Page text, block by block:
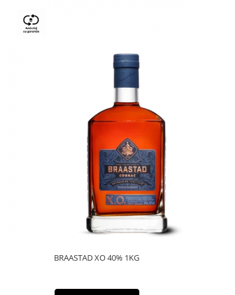
BRAASTAD XO 40% 1KG